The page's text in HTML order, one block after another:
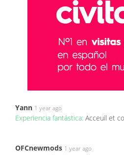
Yann 1 year ago
Experiencia fantástica: Acceuil et
OFCnewmods 1 year ago